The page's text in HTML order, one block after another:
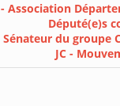
- Association
Député(e)s
Sénateur du groupe
JC -